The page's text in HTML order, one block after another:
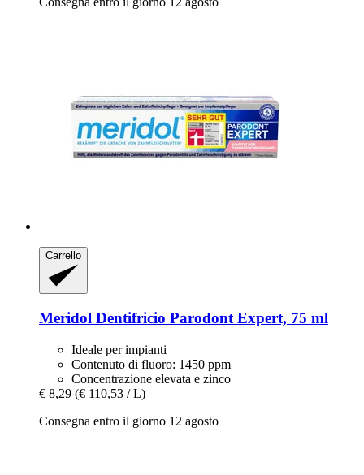
Carrello
Meridol Dentifricio Parodont Expert, 75 ml
Ideale per impianti
Contenuto di fluoro: 1450 ppm
Concentrazione elevata e zinco
€ 8,29 (€ 110,53 / L)
Consegna entro il giorno 12 agosto